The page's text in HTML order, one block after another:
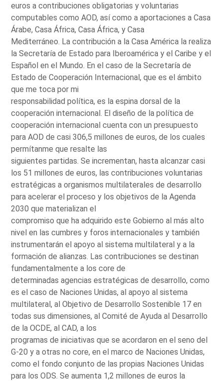
euros a contribuciones obligatorias y voluntarias
computables como AOD, así como a aportaciones a Casa
Árabe, Casa África, Casa África, y Casa
Mediterráneo. La contribución a la Casa América la realiza
la Secretaría de Estado para Iberoamérica y el Caribe y el
Español en el Mundo. En el caso de la Secretaría de
Estado de Cooperación Internacional, que es el ámbito
que me toca por mi
responsabilidad política, es la espina dorsal de la
cooperación internacional. El diseño de la política de
cooperación internacional cuenta con un presupuesto
para AOD de casi 306,5 millones de euros, de los cuales
permítanme que resalte las
siguientes partidas. Se incrementan, hasta alcanzar casi
los 51 millones de euros, las contribuciones voluntarias
estratégicas a organismos multilaterales de desarrollo
para acelerar el proceso y los objetivos de la Agenda
2030 que materializan el
compromiso que ha adquirido este Gobierno al más alto
nivel en las cumbres y foros internacionales y también
instrumentarán el apoyo al sistema multilateral y a la
formación de alianzas. Las contribuciones se destinan
fundamentalmente a los core de
determinadas agencias estratégicas de desarrollo, como
es el caso de Naciones Unidas, al apoyo al sistema
multilateral, al Objetivo de Desarrollo Sostenible 17 en
todas sus dimensiones, al Comité de Ayuda al Desarrollo
de la OCDE, al CAD, a los
programas de iniciativas que se acordaron en el seno del
G-20 y a otras no core, en el marco de Naciones Unidas,
como el fondo conjunto de las propias Naciones Unidas
para los ODS. Se aumenta 1,2 millones de euros la